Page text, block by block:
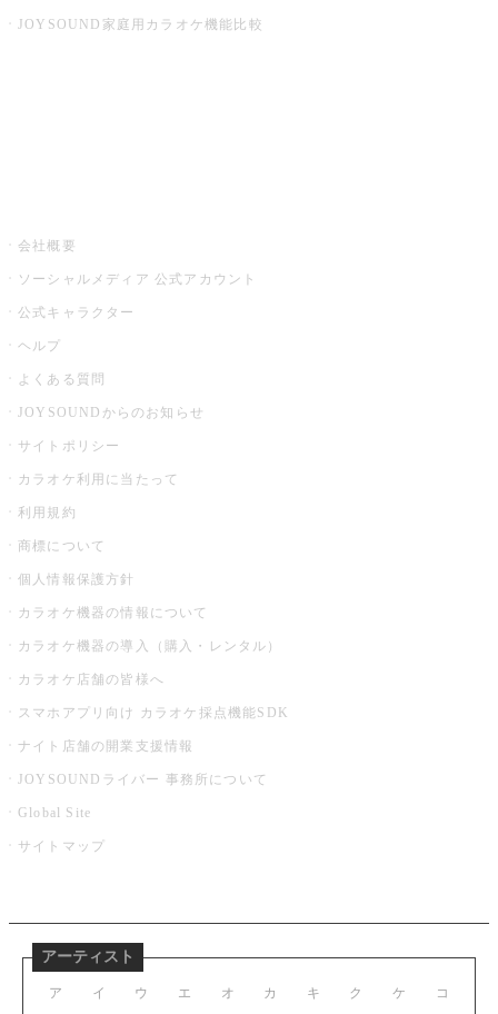
JOYSOUND家庭用カラオケ機能比較
会社概要
ソーシャルメディア 公式アカウント
公式キャラクター
ヘルプ
よくある質問
JOYSOUNDからのお知らせ
サイトポリシー
カラオケ利用に当たって
利用規約
商標について
個人情報保護方針
カラオケ機器の情報について
カラオケ機器の導入（購入・レンタル）
カラオケ店舗の皆様へ
スマホアプリ向け カラオケ採点機能SDK
ナイト店舗の開業支援情報
JOYSOUNDライバー 事務所について
Global Site
サイトマップ
アーティスト
ア イ ウ エ オ カ キ ク ケ コ